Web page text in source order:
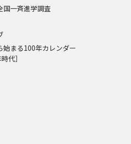
ナビライブ
国一斉進学調査
始まる100年カレンダー
代］